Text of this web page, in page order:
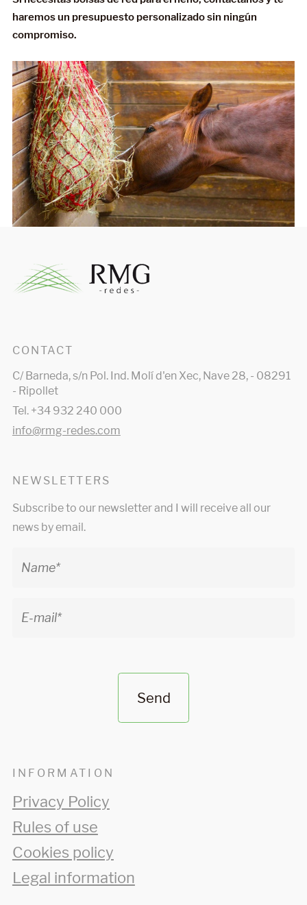
haremos un presupuesto personalizado sin ningún
compromiso.
CONTACT
C/ Barneda, s/n Pol. Ind. Molí d'en Xec, Nave 28, - 08291
- Ripollet
Tel. +34 932 240 000
info@rmg-redes.com
NEWSLETTERS
Subscribe to our newsletter and I will receive all our
news by email.
Send
INFORMATION
Privacy Policy
Rules of use
Cookies policy
Legal information